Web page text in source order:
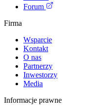
Forum
Firma
Wsparcie
Kontakt
O nas
Partnerzy
Inwestorzy
Media
Informacje prawne